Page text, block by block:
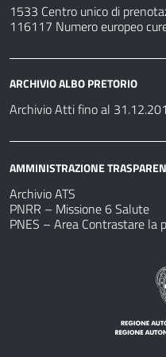
1533 Centro unico di
116117 Numero europeo
ARCHIVIO ALBO PRETORIO
Archivio Atti fino al
AMMINISTRAZIONE
Archivio ATS
PNRR – Missione 6 Salute
PNES – Area Contrastare la